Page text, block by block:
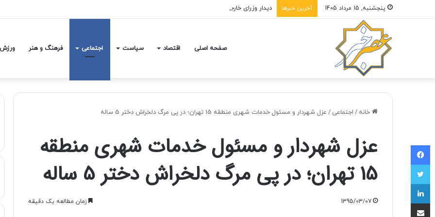
پنجشنبه, 15 مرداد 1405 آخرین خبرها دیدار وزرای خارجه آمریکا و انگلیس درباره تنگه هرمز
صفحه اصلی اقتصاد سیاست اجتماعی فرهنگ و هنر ورزش
خانه / اجتماعی / عزل شهردار و مسئول خدمات شهری منطقه 15 تهران؛ در پی مرگ دلخراش دختر 5 ساله
عزل شهردار و مسئول خدمات شهری منطقه
15 تهران؛ در پی مرگ دلخراش دختر 5 ساله
1395/03/07 زمان مطالعه یک دقیقه